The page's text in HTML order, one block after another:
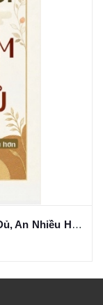
Sống Với Trái Tim Biết Đủ - Lòng Biết Đủ, An Nhiều Hơn - Thích Pháp Hòa